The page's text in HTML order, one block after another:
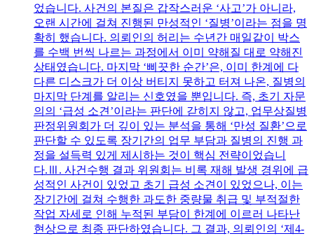
었습니다. 사건의 본질은 갑작스러운 ‘사고’가 아니라,
오랜 시간에 걸쳐 진행된 만성적인 ‘질병’이라는 점을 명
확히 했습니다. 의뢰인의 허리는 수년간 매일같이 박스
를 수백 번씩 나르는 과정에서 이미 약해질 대로 약해진
상태였습니다. 마지막 ‘삐끗한 순간’은, 이미 한계에 다
다른 디스크가 더 이상 버티지 못하고 터져 나온, 질병의
마지막 단계를 알리는 신호였을 뿐입니다. 즉, 초기 자문
의의 ‘급성 소견’이라는 판단에 갇히지 않고, 업무상질병
판정위원회가 더 깊이 있는 분석을 통해 ‘만성 질환’으로
판단할 수 있도록 장기간의 업무 부담과 질병의 진행 과
정을 설득력 있게 제시하는 것이 핵심 전략이었습니
다.Ⅲ. 사건수행 결과 위원회는 비록 재해 발생 경위에 급
성적인 사건이 있었고 초기 급성 소견이 있었으나, 이는
장기간에 걸쳐 수행한 과도한 중량물 취급 및 부적절한
작업 자세로 인해 누적된 부담이 한계에 이르러 나타난
현상으로 최종 판단하였습니다. 그 결과, 의뢰인의 ‘제4-